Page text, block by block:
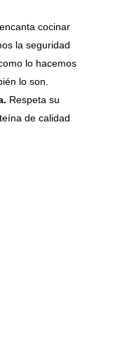
cocinar
la seguridad
lo hacemos
lo son.
Respeta su
de calidad